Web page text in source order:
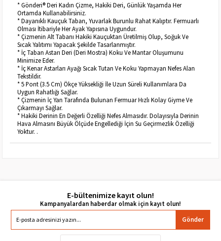
* Gönderi® Deri Kadın Çizme, Hakiki Deri, Günlük Yaşamda Her
Ortamda Kullanabilirsiniz.
* Dayanıklı Kauçuk Taban, Yuvarlak Burunlu Rahat Kalıptır. Fermuarlı
Olması İtibariyle Her Ayak Yapısına Uygundur.
* Çizmenin Alt Tabanı Hakiki Kauçuktan Üretilmiş Olup, Soğuk Ve
Sıcak Yalıtımı Yapacak Şekilde Tasarlanmıştır.
* İç Taban Astarı Deri (Deri Mostra) Koku Ve Mantar Oluşumunu
Minimize Eder.
* İç Kenar Astarları Ayağı Sıcak Tutan Ve Koku Yapmayan Nefes Alan
Tekstildir.
* 5 Pont (3.5 Cm) Ökçe Yüksekliği İle Uzun Süreli Kullanımlara Da
Uygun Rahatlığı Sağlar.
* Çizmenin İç Yan Tarafında Bulunan Fermuar Hızlı Kolay Giyme Ve
Çıkarmayı Sağlar.
* Hakiki Derinin En Değerli Özelliği Nefes Almasıdır. Dolayısıyla Derinin
Hava Almasını Büyük Ölçüde Engellediği İçin Su Geçirmezlik Özelliği
Yoktur. .
E-bültenimize kayıt olun!
Gönder